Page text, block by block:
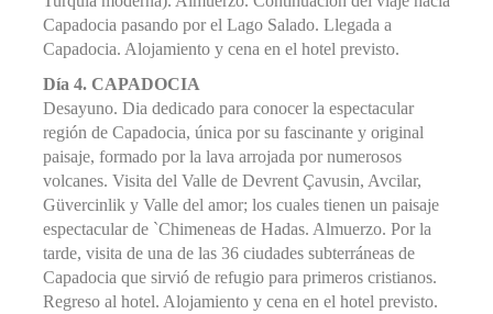
Capadocia pasando por el Lago Salado. Llegada a
Capadocia. Alojamiento y cena en el hotel previsto.
Día 4. CAPADOCIA
Desayuno. Dia dedicado para conocer la espectacular
región de Capadocia, única por su fascinante y original
paisaje, formado por la lava arrojada por numerosos
volcanes. Visita del Valle de Devrent Çavusin, Avcilar,
Güvercinlik y Valle del amor; los cuales tienen un paisaje
espectacular de `Chimeneas de Hadas. Almuerzo. Por la
tarde, visita de una de las 36 ciudades subterráneas de
Capadocia que sirvió de refugio para primeros cristianos.
Regreso al hotel. Alojamiento y cena en el hotel previsto.